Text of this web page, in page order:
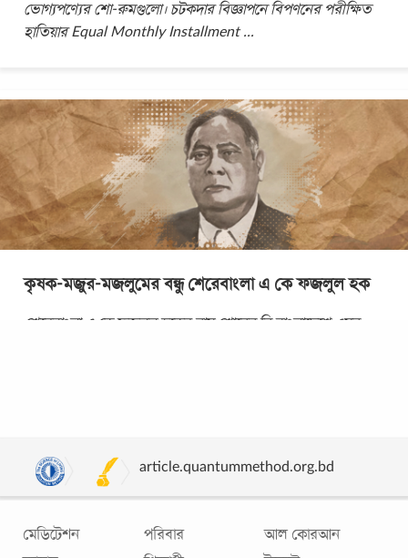
ভোগ্যপণ্যের শো-রুমগুলো। চটকদার বিজ্ঞাপনে বিপণনের পরীক্ষিত
হাতিয়ার Equal Monthly Installment...
কৃষক-মজুর-মজলুমের বন্ধু শেরেবাংলা এ কে ফজলুল হক
শেরেবাংলা এ কে ফজলুল হকের নাম শোনেন নি বাংলাদেশে এমন
article.quantummethod.org.bd
মেডিটেশন
পরিবার
আল কোরআন